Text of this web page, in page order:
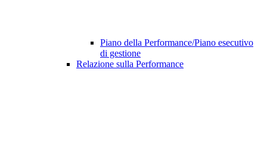
Piano della Performance/Piano esecutivo
di gestione
Relazione sulla Performance